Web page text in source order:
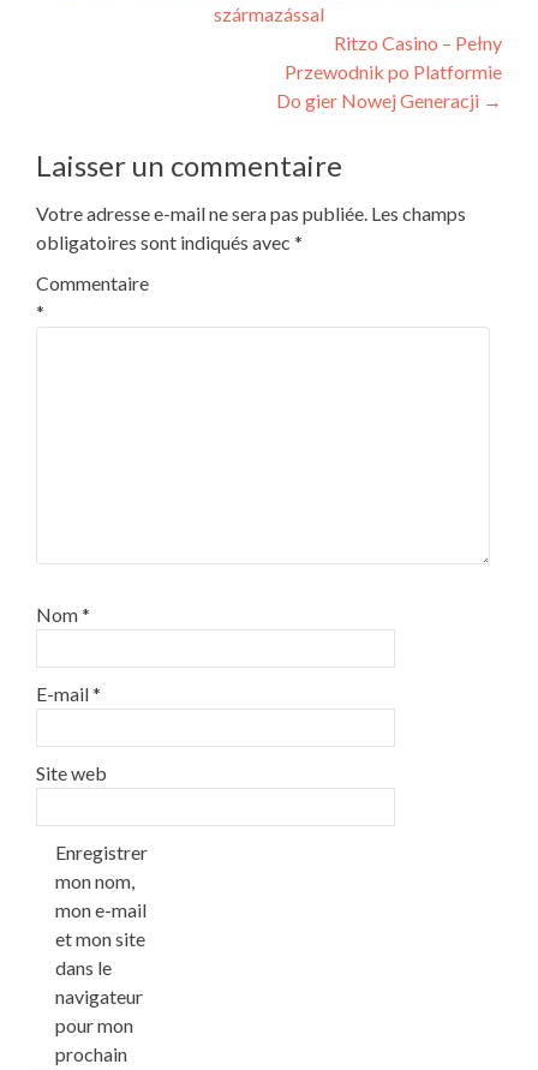
származással
Ritzo Casino – Pełny
Przewodnik po Platformie
Do gier Nowej Generacji →
Laisser un commentaire
Votre adresse e-mail ne sera pas publiée. Les champs
obligatoires sont indiqués avec *
Commentaire
*
Nom*
E-mail*
Site web
Enregistrer
mon nom,
mon e-mail
et mon site
dans le
navigateur
pour mon
prochain